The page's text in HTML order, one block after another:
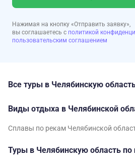
Нажимая на кнопку «Отправить заявку»,
вы соглашаетесь с политикой
пользовательским соглашением
Все туры в Челябинскую
Виды отдыха в Челябинской
Сплавы по рекам Челябинской
Туры в Челябинскую область по